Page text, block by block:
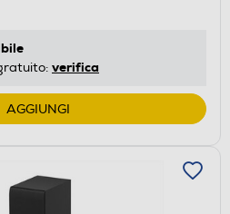
verifica
AGGIUNGI